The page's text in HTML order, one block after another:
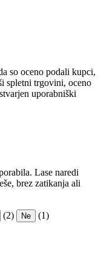
so oceno podali kupci,
spletni trgovini, oceno
uporabniški
Lase naredi
brez zatikanja ali
(2) Ne (1)